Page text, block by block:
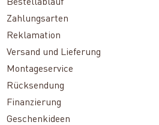
Bestellablauf
Zahlungsarten
Reklamation
Versand und Lieferung
Montageservice
Rücksendung
Finanzierung
Geschenkideen